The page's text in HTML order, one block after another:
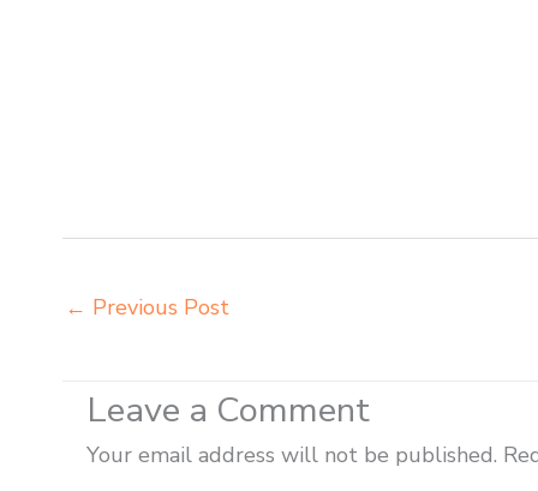
← Previous Post
Leave a Comment
Your email address will not be published.